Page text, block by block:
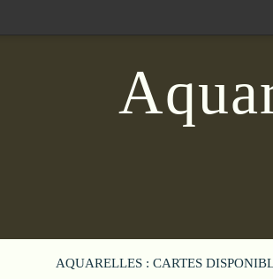
AQUARELLES : CARTES